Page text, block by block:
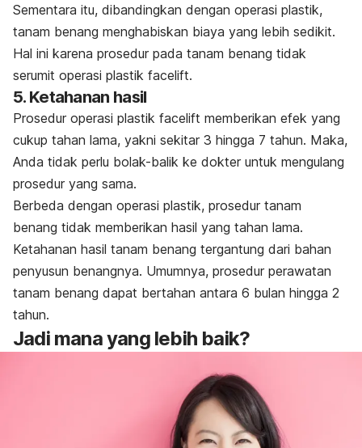
Sementara itu, dibandingkan dengan operasi plastik,
tanam benang menghabiskan biaya yang lebih sedikit.
Hal ini karena prosedur pada tanam benang tidak
serumit operasi plastik facelift.
5. Ketahanan hasil
Prosedur operasi plastik facelift memberikan efek yang
cukup tahan lama, yakni sekitar 3 hingga 7 tahun. Maka,
Anda tidak perlu bolak-balik ke dokter untuk mengulang
prosedur yang sama.
Berbeda dengan operasi plastik, prosedur tanam
benang tidak memberikan hasil yang tahan lama.
Ketahanan hasil tanam benang tergantung dari bahan
penyusun benangnya. Umumnya, prosedur perawatan
tanam benang dapat bertahan antara 6 bulan hingga 2
tahun.
Jadi mana yang lebih baik?